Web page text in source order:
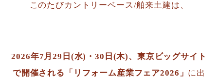
このたびカントリーベース/舶来土建は、
2026年7月29日(水)・30日(木)、東京ビッグサイト
で開催される「リフォーム産業フェア2026」 に出